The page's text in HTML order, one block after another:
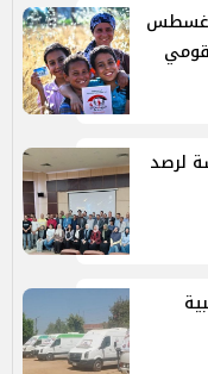
أغسطس
لرصد
طبية